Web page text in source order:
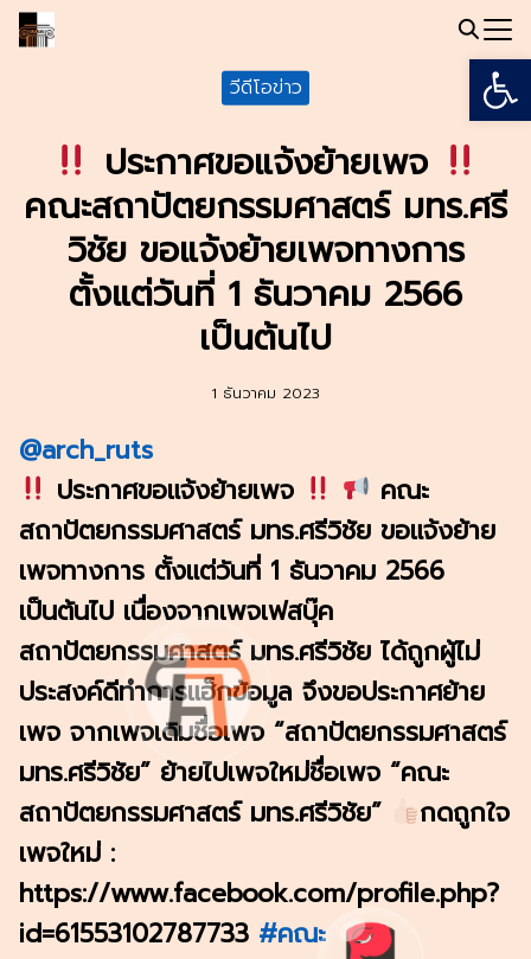
Skip
วีดีโอข่าว
ประกาศขอแจ้งย้ายเพจ
คณะสถาปัตยกรรมศาสตร์ มทร.ศรี
วิชัย ขอแจ้งย้ายเพจทางการ
ตั้งแต่วันที่ 1 ธันวาคม 2566
เป็นต้นไป
1 ธันวาคม 2023
@arch_ruts
ประกาศขอแจ้งย้ายเพจ
คณะ
สถาปัตยกรรมศาสตร์ มทร.ศรีวิชัย ขอแจ้งย้าย
เพจทางการ ตั้งแต่วันที่ 1 ธันวาคม 2566
เป็นต้นไป เนื่องจากเพจเฟสบุ๊ค
สถาปัตยกรรมศาสตร์ มทร.ศรีวิชัย ได้ถูกผู้ไม่
ประสงค์ดีทำการแฮ็กข้อมูล จึงขอประกาศย้าย
เพจ จากเพจเดิมชื่อเพจ “สถาปัตยกรรมศาสตร์
มทร.ศรีวิชัย” ย้ายไปเพจใหม่ชื่อเพจ “คณะ
สถาปัตยกรรมศาสตร์ มทร.ศรีวิชัย”
กดถูกใจ
เพจใหม่ :
https://www.facebook.com/profile.php?
id=61553102787733 #คณะ